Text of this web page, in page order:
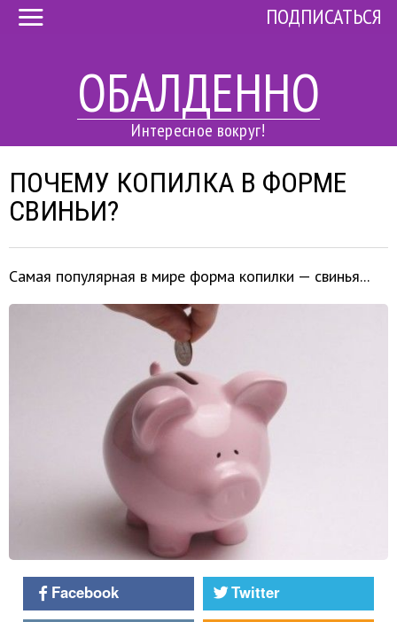
ОБАЛДЕННО
Интересное вокруг!
ПОДПИСАТЬСЯ
ПОЧЕМУ КОПИЛКА В ФОРМЕ
СВИНЬИ?
Самая популярная в мире форма копилки — свинья...
Facebook
Twitter